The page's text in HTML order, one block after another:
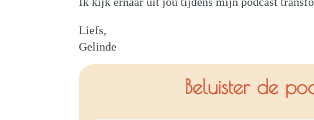
Liefs,
Gelinde
Beluister de